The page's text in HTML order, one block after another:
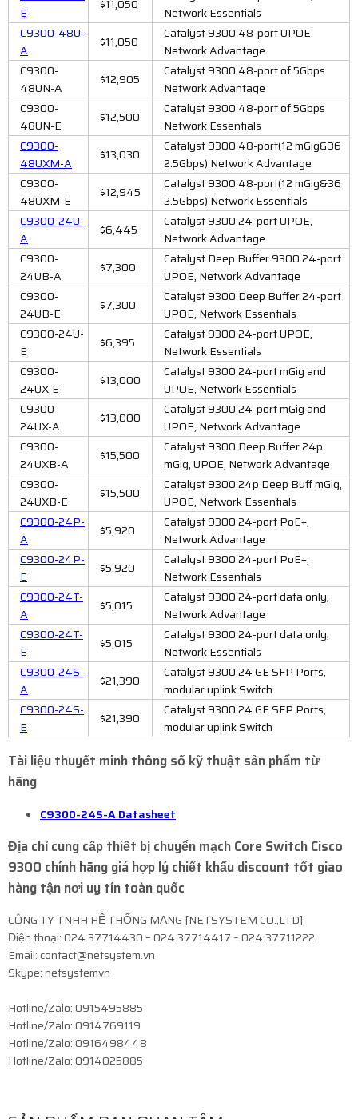
E
$11,050
Network Essentials
C9300-48U-
A
$11,050
Catalyst 9300 48-port UPOE,
Network Advantage
C9300-
48UN-A
$12,905
Catalyst 9300 48-port of 5Gbps
Network Advantage
C9300-
48UN-E
$12,500
Catalyst 9300 48-port of 5Gbps
Network Essentials
C9300-
48UXM-A
$13,030
Catalyst 9300 48-port(12 mGig&36
2.5Gbps) Network Advantage
C9300-
48UXM-E
$12,945
Catalyst 9300 48-port(12 mGig&36
2.5Gbps) Network Essentials
C9300-24U-
A
$6,445
Catalyst 9300 24-port UPOE,
Network Advantage
C9300-
24UB-A
$7,300
Catalyst Deep Buffer 9300 24-port
UPOE, Network Advantage
C9300-
24UB-E
$7,300
Catalyst 9300 Deep Buffer 24-port
UPOE, Network Essentials
C9300-24U-
E
$6,395
Catalyst 9300 24-port UPOE,
Network Essentials
C9300-
24UX-E
$13,000
Catalyst 9300 24-port mGig and
UPOE, Network Essentials
C9300-
24UX-A
$13,000
Catalyst 9300 24-port mGig and
UPOE, Network Advantage
C9300-
24UXB-A
$15,500
Catalyst 9300 Deep Buffer 24p
mGig, UPOE, Network Advantage
C9300-
24UXB-E
$15,500
Catalyst 9300 24p Deep Buff mGig,
UPOE, Network Essentials
C9300-24P-
A
$5,920
Catalyst 9300 24-port PoE+,
Network Advantage
C9300-24P-
E
$5,920
Catalyst 9300 24-port PoE+,
Network Essentials
C9300-24T-
A
$5,015
Catalyst 9300 24-port data only,
Network Advantage
C9300-24T-
E
$5,015
Catalyst 9300 24-port data only,
Network Essentials
C9300-24S-
A
$21,390
Catalyst 9300 24 GE SFP Ports,
modular uplink Switch
C9300-24S-
E
$21,390
Catalyst 9300 24 GE SFP Ports,
modular uplink Switch
Tài liệu thuyết minh thông số kỹ thuật sản phẩm từ
hãng
C9300-24S-A Datasheet
Địa chỉ cung cấp thiết bị chuyển mạch Core Switch Cisco
9300 chính hãng giá hợp lý chiết khấu discount tốt giao
hàng tận nơi uy tín toàn quốc
CÔNG TY TNHH HỆ THỐNG MẠNG [NETSYSTEM CO.,LTD]
Điện thoại: 024.37714430 – 024.37714417 – 024.37711222
Email: contact@netsystem.vn
Skype: netsystemvn
Hotline/Zalo: 0915495885
Hotline/Zalo: 0914769119
Hotline/Zalo: 0916498448
Hotline/Zalo: 0914025885